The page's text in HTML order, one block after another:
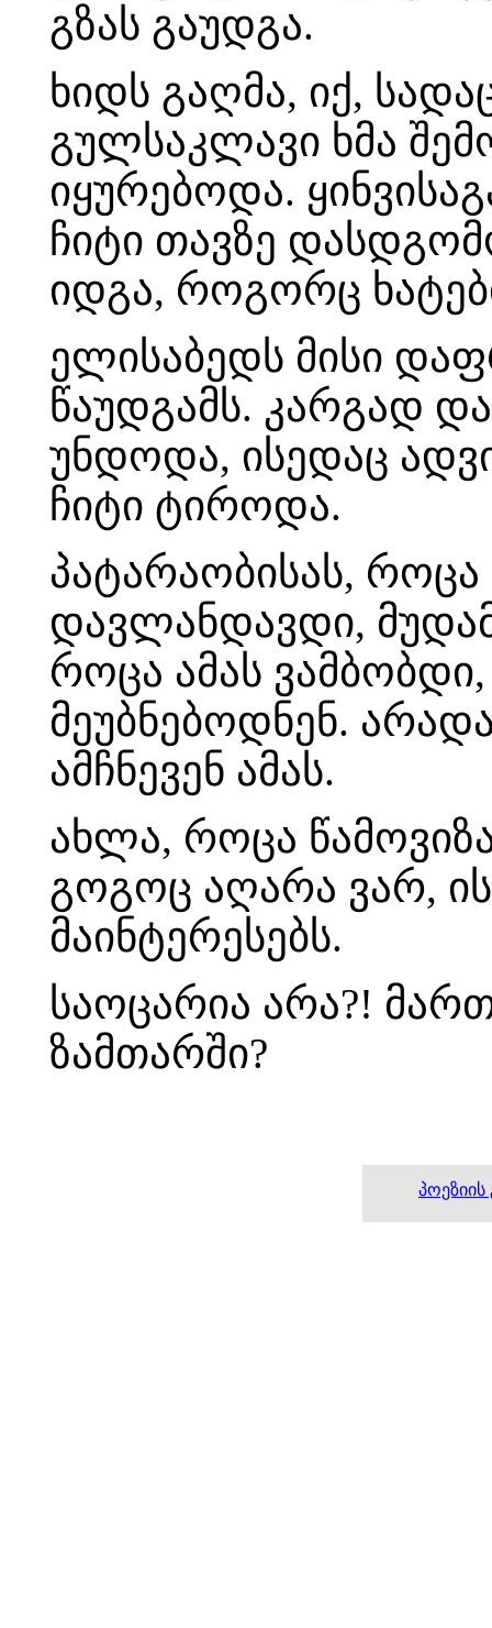
გზას გაუდგა.
ხიდს გაღმა, იქ,
გულსაკლავი ხმა
იყურებოდა.
ჩიტი თავზე
იდგა, როგორც
ელისაბედს მისი
წაუდგამს. კარგად
უნდოდა, ისედაც
ჩიტი ტიროდა.
პატარაობისას, როცა
დავლანდავდი,
როცა ამას
მეუბნებოდნენ.
ამჩნევენ ამას.
ახლა, როცა
გოგოც აღარა ვარ,
მაინტერესებს.
საოცარია არა?!
ზამთარში?